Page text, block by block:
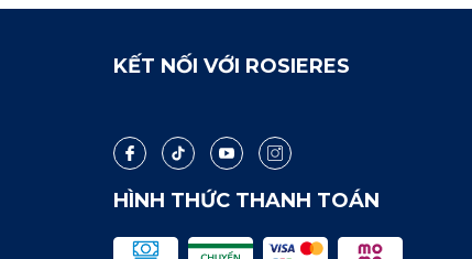
KẾT NỐI VỚI ROSIERES
HÌNH THỨC THANH TOÁN